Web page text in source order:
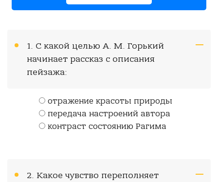
1. С какой целью А. М. Горький
начинает рассказ с описания
пейзажа:
отражение красоты природы
передача настроений автора
контраст состоянию Рагима
2. Какое чувство переполняет